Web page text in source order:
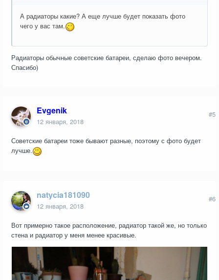
А радиаторы какие? А еще лучше будет показать фото
чего у вас там.
Радиаторы обычные советские батареи, сделаю фото вечером.
Спасибо)
Evgenik
12 января, 2018
#5
Советские батареи тоже бывают разные, поэтому с фото будет
лучше.
natycia181090
12 января, 2018
#6
Вот примерно такое расположение, радиатор такой же, но только
стена и радиатор у меня менее красивые.